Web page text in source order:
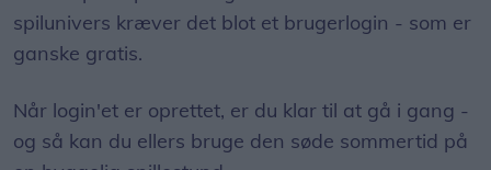
spilunivers kræver det blot et brugerlogin - som er
ganske gratis.
Når login'et er oprettet, er du klar til at gå i gang -
og så kan du ellers bruge den søde sommertid på